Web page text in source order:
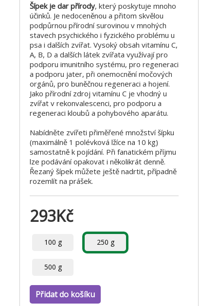
Šípek je dar přírody, který poskytuje mnoho
účinků. Je nedoceněnou a přitom skvělou
podpůrnou přírodní surovinou v mnohých
stavech psychického i fyzického problému u
psa i dalších zvířat. Vysoký obsah vitamínu C,
A, B, D a dalších látek zvířata využívají pro
podporu imunitního systému, pro regeneraci
a podporu jater, při onemocnění močových
orgánů, pro buněčnou regeneraci a hojení.
Jako přírodní zdroj vitamínu C je vhodný u
zvířat v rekonvalescenci, pro podporu a
regeneraci kloubů a pohybového aparátu.
Nabídněte zvířeti přiměřené množství šípku
(maximálně 1 polévková lžíce na 10 kg)
samostatně k pojídání. Při fanatickém příjmu
lze podávání opakovat i několikrát denně.
Řezaný šípek můžete ještě nadrtit, případně
rozemlít na prášek.
293Kč
100 g 250 g
500 g
Přidat do košíku